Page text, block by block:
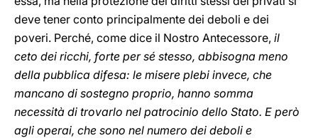
deve tener conto principalmente dei deboli e dei
poveri. Perché, come dice il Nostro Antecessore, il
ceto dei ricchi, forte per sé stesso, abbisogna meno
della pubblica difesa: le misere plebi invece, che
mancano di sostegno proprio, hanno somma
necessità di trovarlo nel patrocinio dello Stato. E però
agli operai, che sono nel numero dei deboli e